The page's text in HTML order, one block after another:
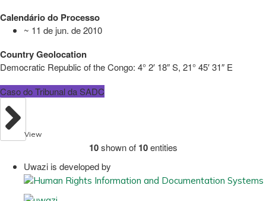
Calendário do Processo
~ 11 de jun. de 2010
Country Geolocation
Democratic Republic of the Congo: 4° 2′ 18″ S, 21° 45′ 31″ E
Caso do Tribunal da SADC
View
10 shown of 10 entities
Uwazi is developed by